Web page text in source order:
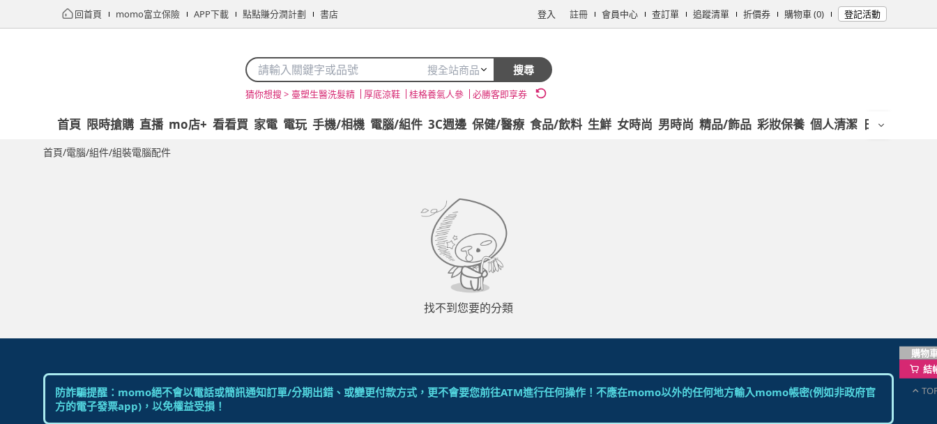
回首頁 momo富立保險 APP下載 點點賺分潤計劃 書店 登入 註冊 會員中心 查訂單 追蹤清單 折價券 購物車 (0) 登記活動
搜全站商品 搜尋
猜你想搜 > 臺塑生醫洗髮精 厚底涼鞋 桂格養氣人參 必勝客即享券
首頁 限時搶購 直播 mo店+ 看看買 家電 電玩 手機/相機 電腦/組件 3C週邊 保健/醫療 食品/飲料 生鮮 女時尚 男時尚 精品/飾品 彩妝保養 個人清潔 日用/紙品
首頁/電腦/組件/組裝電腦配件
找不到您要的分類
購物
結
防詐騙提醒：momo絕不會以電話或簡訊通知訂單/分期出錯、或變更付款方式，更不會要您前往ATM進行任何操作！不應在momo以外的任何地方輸入momo帳密(例如非政府官
方的電子發票app)，以免權益受損！